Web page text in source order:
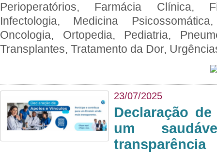
Perioperatórios, Farmácia Clínica,
Infectologia, Medicina
Oncologia, Ortopedia, Pediatria,
Transplantes, Tratamento da Dor,
23/07/2025
Declaração
um
transparência